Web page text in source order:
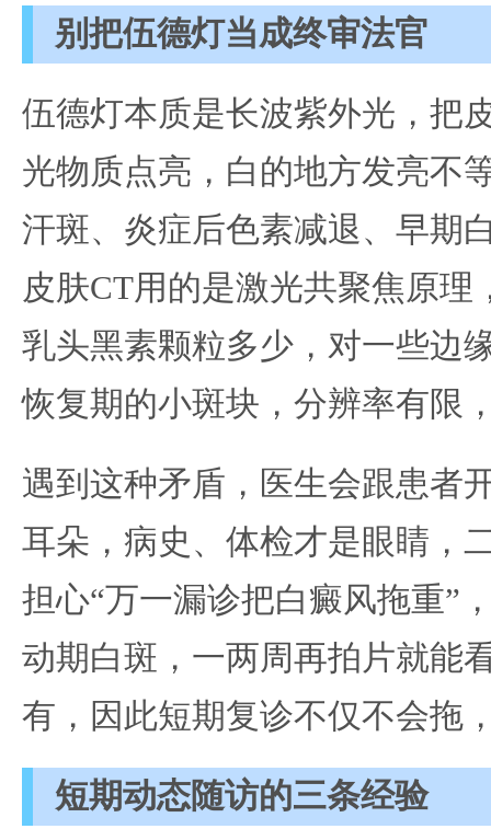
别把伍德灯当成终审法官
伍德灯本质是长波紫外光，把
光物质点亮，白的地方发亮不
汗斑、炎症后色素减退、早期
皮肤CT用的是激光共聚焦原理
乳头黑素颗粒多少，对一些边
恢复期的小斑块，分辨率有限
遇到这种矛盾，医生会跟患者
耳朵，病史、体检才是眼睛，
担心“万一漏诊把白癜风拖重”
动期白斑，一两周再拍片就能
有，因此短期复诊不仅不会拖
短期动态随访的三条经验